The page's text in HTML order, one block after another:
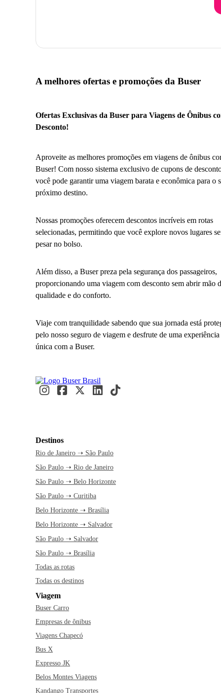
A melhores ofertas e promoções da Buser
Ofertas Exclusivas da Buser para Viagens de Ônibus
Desconto!
Aproveite as melhores promoções em viagens de ônibus
Buser! Com nosso sistema exclusivo de cupons de
você pode garantir uma viagem barata e econômica para o
próximo destino.
Nossas promoções oferecem descontos incríveis em rotas
selecionadas, permitindo que você explore novos lugares
pesar no bolso.
Além disso, a Buser preza pela segurança dos passageiros,
proporcionando uma viagem com desconto sem abrir mão
qualidade e do conforto.
Viaje com tranquilidade sabendo que sua jornada está
pelo nosso seguro de viagem e desfrute de uma experiência
única com a Buser.
Destinos
Rio de Janeiro ➝ São Paulo
São Paulo ➝ Rio de Janeiro
São Paulo ➝ Belo Horizonte
São Paulo ➝ Curitiba
Belo Horizonte ➝ Brasília
Belo Horizonte ➝ Salvador
São Paulo ➝ Salvador
São Paulo ➝ Brasília
Todas as rotas
Todas os destinos
Viagem
Buser Carro
Empresas de ônibus
Viagens Chapecó
Bus X
Expresso JK
Belos Montes Viagens
Kandango Transportes